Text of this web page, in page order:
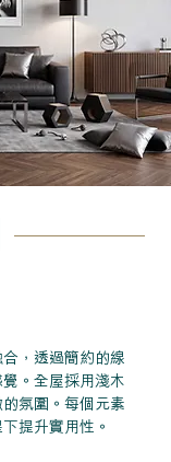
，透過簡約的線
。全屋採用淺木
氛圍。每個元素
提升實用性。